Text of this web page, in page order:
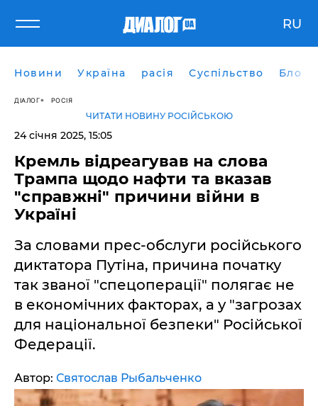
RU
Новини Україна расія Суспільство Блоги
ДІАЛОГ РОСІЯ
ЧИТАТИ НОВИНУ РОСІЙСЬКОЮ
24 січня 2025, 15:05
Кремль відреагував на слова
Трампа щодо нафти та вказав
"справжні" причини війни в
Україні
За словами прес-обслуги російського
диктатора Путіна, причина початку
так званої "спецоперації" полягає не
в економічних факторах, а у "загрозах
для національної безпеки" Російської
Федерації.
Автор: Святослав Рыбальченко